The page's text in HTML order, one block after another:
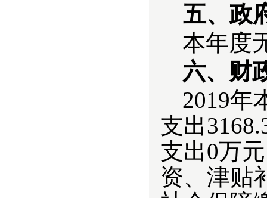
五、政
本年度
六、财
2019年
支出
支出0万
资、津贴